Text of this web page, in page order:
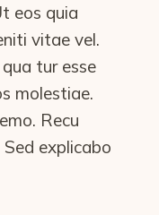
eos quia
vitae vel.
tur esse
molestiae.
Recu
explicabo